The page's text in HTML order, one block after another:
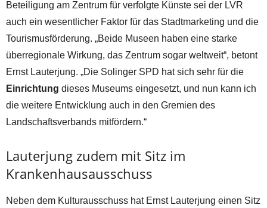
Beteiligung am Zentrum für verfolgte Künste sei der LVR
auch ein wesentlicher Faktor für das Stadtmarketing und die
Tourismusförderung. „Beide Museen haben eine starke
überregionale Wirkung, das Zentrum sogar weltweit“, betont
Ernst Lauterjung. „Die Solinger SPD hat sich sehr für die
Einrichtung dieses Museums eingesetzt, und nun kann ich
die weitere Entwicklung auch in den Gremien des
Landschaftsverbands mitfördern.“
Lauterjung zudem mit Sitz im
Krankenhausausschuss
Neben dem Kulturausschuss hat Ernst Lauterjung einen Sitz